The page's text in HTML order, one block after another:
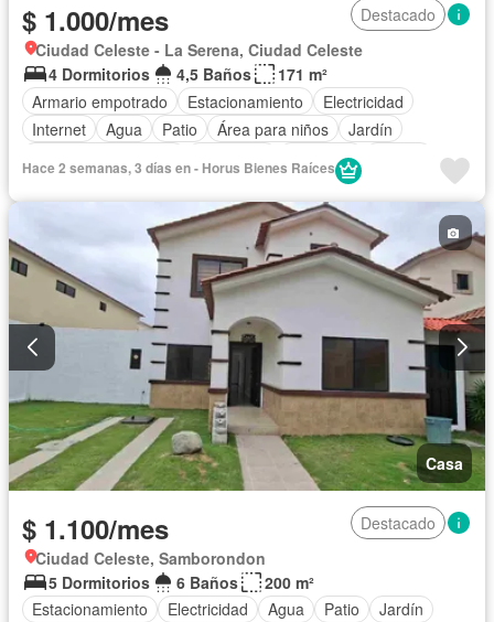
$ 1.000/mes
Destacado
Ciudad Celeste - La Serena, Ciudad Celeste
4 Dormitorios
4,5 Baños
171 m²
Armario empotrado
Estacionamiento
Electricidad
Internet
Agua Patio Área para niños
Jardín
Gimnasio
Solo familias
Hace 2 semanas, 3 días en - Horus Bienes Raíces
Casa
$ 1.100/mes
Destacado
Ciudad Celeste, Samborondon
5 Dormitorios
6 Baños
200 m²
Estacionamiento
Electricidad Agua Patio
Jardín